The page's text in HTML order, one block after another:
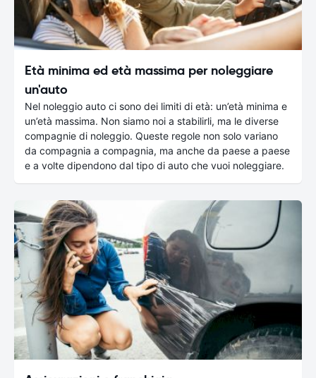
Età minima ed età massima per noleggiare
un'auto
Nel noleggio auto ci sono dei limiti di età: un’età minima e
un’età massima. Non siamo noi a stabilirli, ma le diverse
compagnie di noleggio. Queste regole non solo variano
da compagnia a compagnia, ma anche da paese a paese
e a volte dipendono dal tipo di auto che vuoi noleggiare.